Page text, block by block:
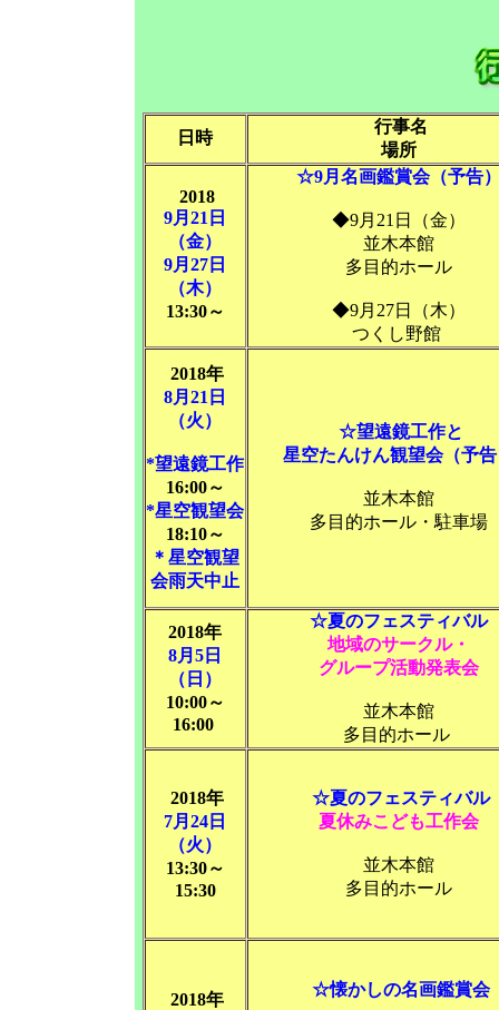
日時
行事名
場所
2018
9月21日
（金）
9月27日
（木）
13:30～
☆9月名画鑑賞会（予告
◆9月21日（金）
並木本館
多目的ホール
◆9月27日（木）
つくし野館
2018年
8月21日
（火）
*望遠鏡工作
16:00～
*星空観望会
18:10～
＊星空観望
会雨天中止
☆望遠鏡工作と
星空たんけん観望会（予
並木本館
多目的ホール・駐車場
2018年
8月5日
（日）
10:00～
16:00
☆夏のフェスティバル
地域のサークル・
グループ活動発表会
並木本館
多目的ホール
2018年
7月24日
（火）
13:30～
15:30
☆夏のフェスティバル
夏休みこども工作会
並木本館
多目的ホール
2018年
☆懐かしの名画鑑賞会